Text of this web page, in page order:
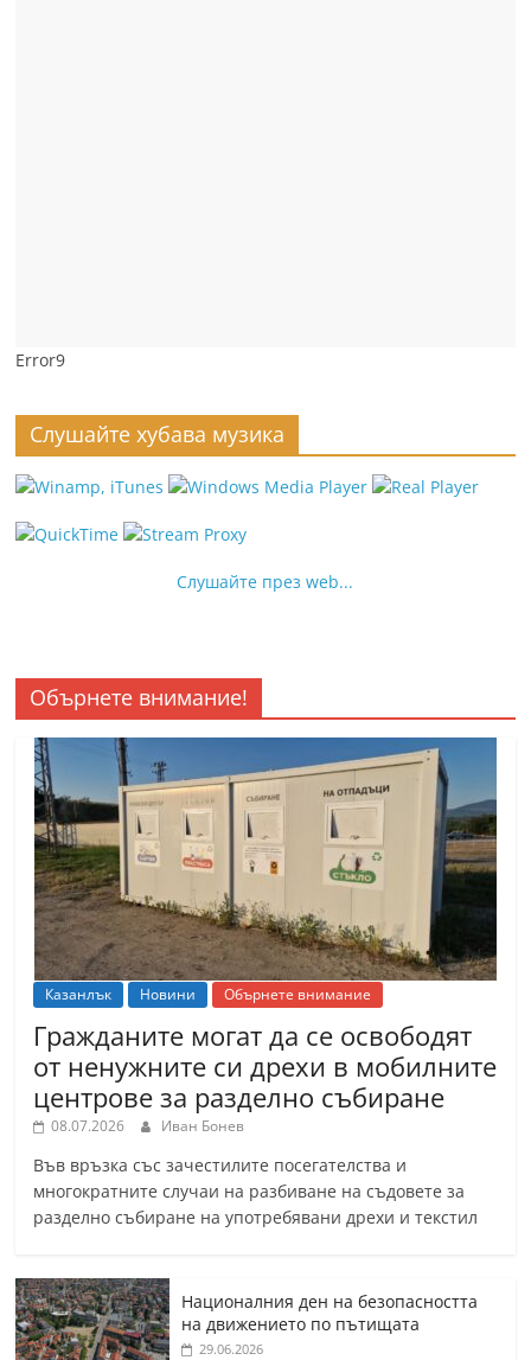
Error9
Слушайте хубава музика
Слушайте през web...
Обърнете внимание!
Казанлък Новини Обърнете внимание
Гражданите могат да се освободят
от ненужните си дрехи в мобилните
центрове за разделно събиране
08.07.2026 Иван Бонев
Във връзка със зачестилите посегателства и
многократните случаи на разбиване на съдовете за
разделно събиране на употребявани дрехи и текстил
Националния ден на безопасността
на движението по пътищата
29.06.2026